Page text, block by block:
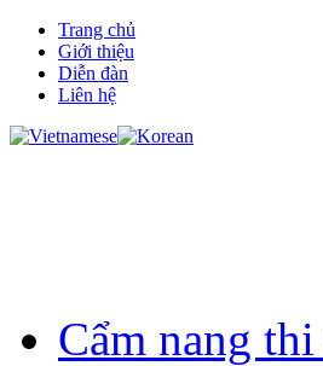
Trang chủ
Giới thiệu
Diễn đàn
Liên hệ
Cẩm nang